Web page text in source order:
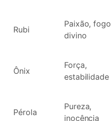
Rubi
Paixão, fogo
divino
Ônix
Força,
estabilidade
Pérola
Pureza,
inocência